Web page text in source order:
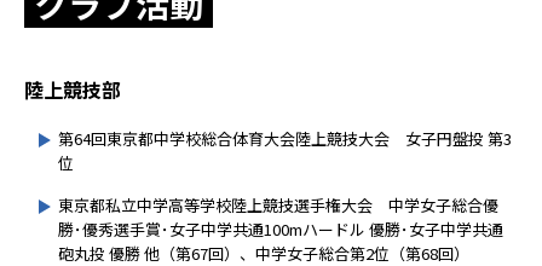
カリキュラム
活動実績
スケジュール
学費
帰国生入試
転編入試
お問い合わせ
陸上競技部
第64回東京都中学校総合体育大会陸上競技大会 女子円盤投 第3
位
東京都私立中学高等学校陸上競技選手権大会 中学女子総合優
勝･優秀選手賞･女子中学共通100mハードル 優勝･女子中学共通
砲丸投 優勝 他（第67回）、中学女子総合第2位（第68回）